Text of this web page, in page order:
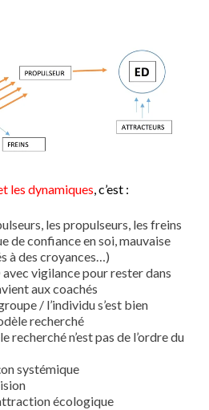
les dynamiques, c’est :
les propulseurs, les freins
de confiance en soi, mauvaise
à des croyances…)
avec vigilance pour rester dans
aux coachés
/ l’individu s’est bien
recherché
recherché n’est pas de l’ordre du
systémique
écologique